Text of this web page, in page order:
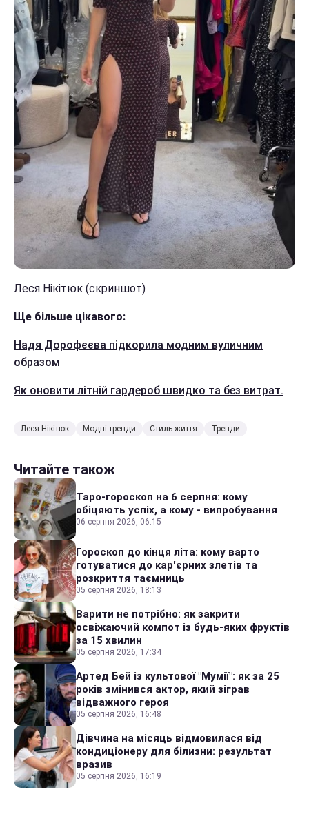
Леся Нікітюк (скриншот)
Ще більше цікавого:
Надя Дорофєєва підкорила модним вуличним
образом
Як оновити літній гардероб швидко та без витрат.
Леся Нікітюк Модні тренди Стиль життя Тренди
Читайте також
Таро-гороскоп на 6 серпня: кому
обіцяють успіх, а кому - випробування
06 серпня 2026, 06:15
Гороскоп до кінця літа: кому варто
готуватися до кар'єрних злетів та
розкриття таємниць
05 серпня 2026, 18:13
Варити не потрібно: як закрити
освіжаючий компот із будь-яких фруктів
за 15 хвилин
05 серпня 2026, 17:34
Артед Бей із культової "Мумії": як за 25
років змінився актор, який зіграв
відважного героя
05 серпня 2026, 16:48
Дівчина на місяць відмовилася від
кондиціонеру для білизни: результат
вразив
05 серпня 2026, 16:19